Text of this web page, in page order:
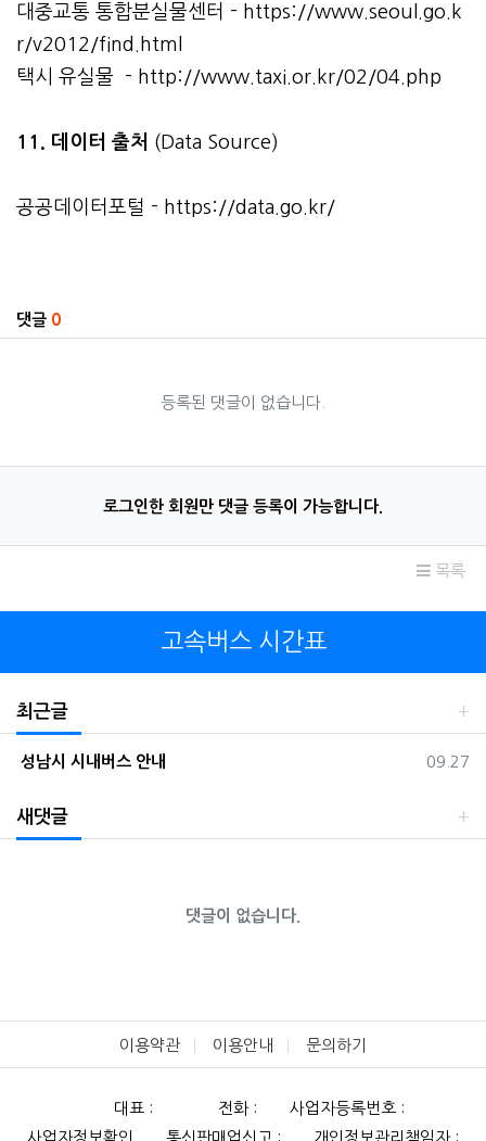
대중교통 통합분실물센터 - https://www.seoul.go.k
r/v2012/find.html
택시 유실물 - http://www.taxi.or.kr/02/04.php
11. 데이터 출처 (Data Source)
공공데이터포털 - https://data.go.kr/
댓글 0
등록된 댓글이 없습니다.
로그인한 회원만 댓글 등록이 가능합니다.
목록
고속버스 시간표
최근글
등록일
09.27
성남시 시내버스 안내
새댓글
댓글이 없습니다.
이용약관 이용안내 문의하기
대표 : 전화 :
사업자등록번호 :
사업자정보확인
통신판매업신고 : 개인정보관리책임자 :